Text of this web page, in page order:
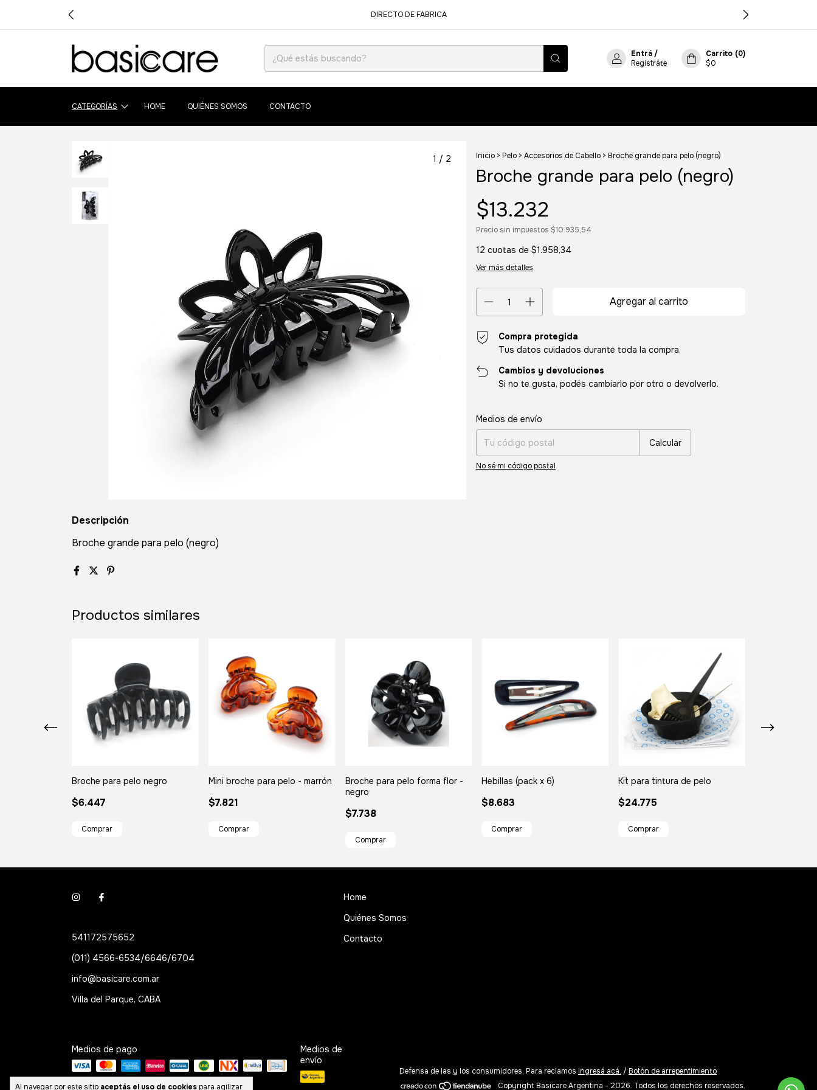
DIRECTO DE FABRICA
Entrá /
Registráte
Carrito (0)
$0
CATEGORÍAS HOME QUIÉNES SOMOS CONTACTO
Al navegar por este sitio aceptás el uso de cookies para agilizar
1 / 2 Inicio > Pelo > Accesorios de Cabello > Broche grande para pelo (negro)
Broche grande para pelo (negro)
$13.232
Precio sin impuestos $10.935,54
12 cuotas de $1.958,34
Ver más detalles
Compra protegida
Tus datos cuidados durante toda la compra.
Cambios y devoluciones
Si no te gusta, podés cambiarlo por otro o devolverlo.
Entregas para el CP:
Medios de envío
Calcular
No sé mi código postal
Descripción
Broche grande para pelo (negro)
Productos similares
Broche para pelo negro
$6.447
Mini broche para pelo - marrón
$7.821
Broche para pelo forma flor -
negro
$7.738
Hebillas (pack x 6)
$8.683
Kit para tintura de pelo
$24.775
541172575652
(011) 4566-6534/6646/6704
info@basicare.com.ar
Villa del Parque, CABA
Home
Quiénes Somos
Contacto
Medios de pago
Medios de
envío
Defensa de las y los consumidores. Para reclamos ingresá acá. / Botón de arrepentimiento
Copyright Basicare Argentina - 2026. Todos los derechos reservados.